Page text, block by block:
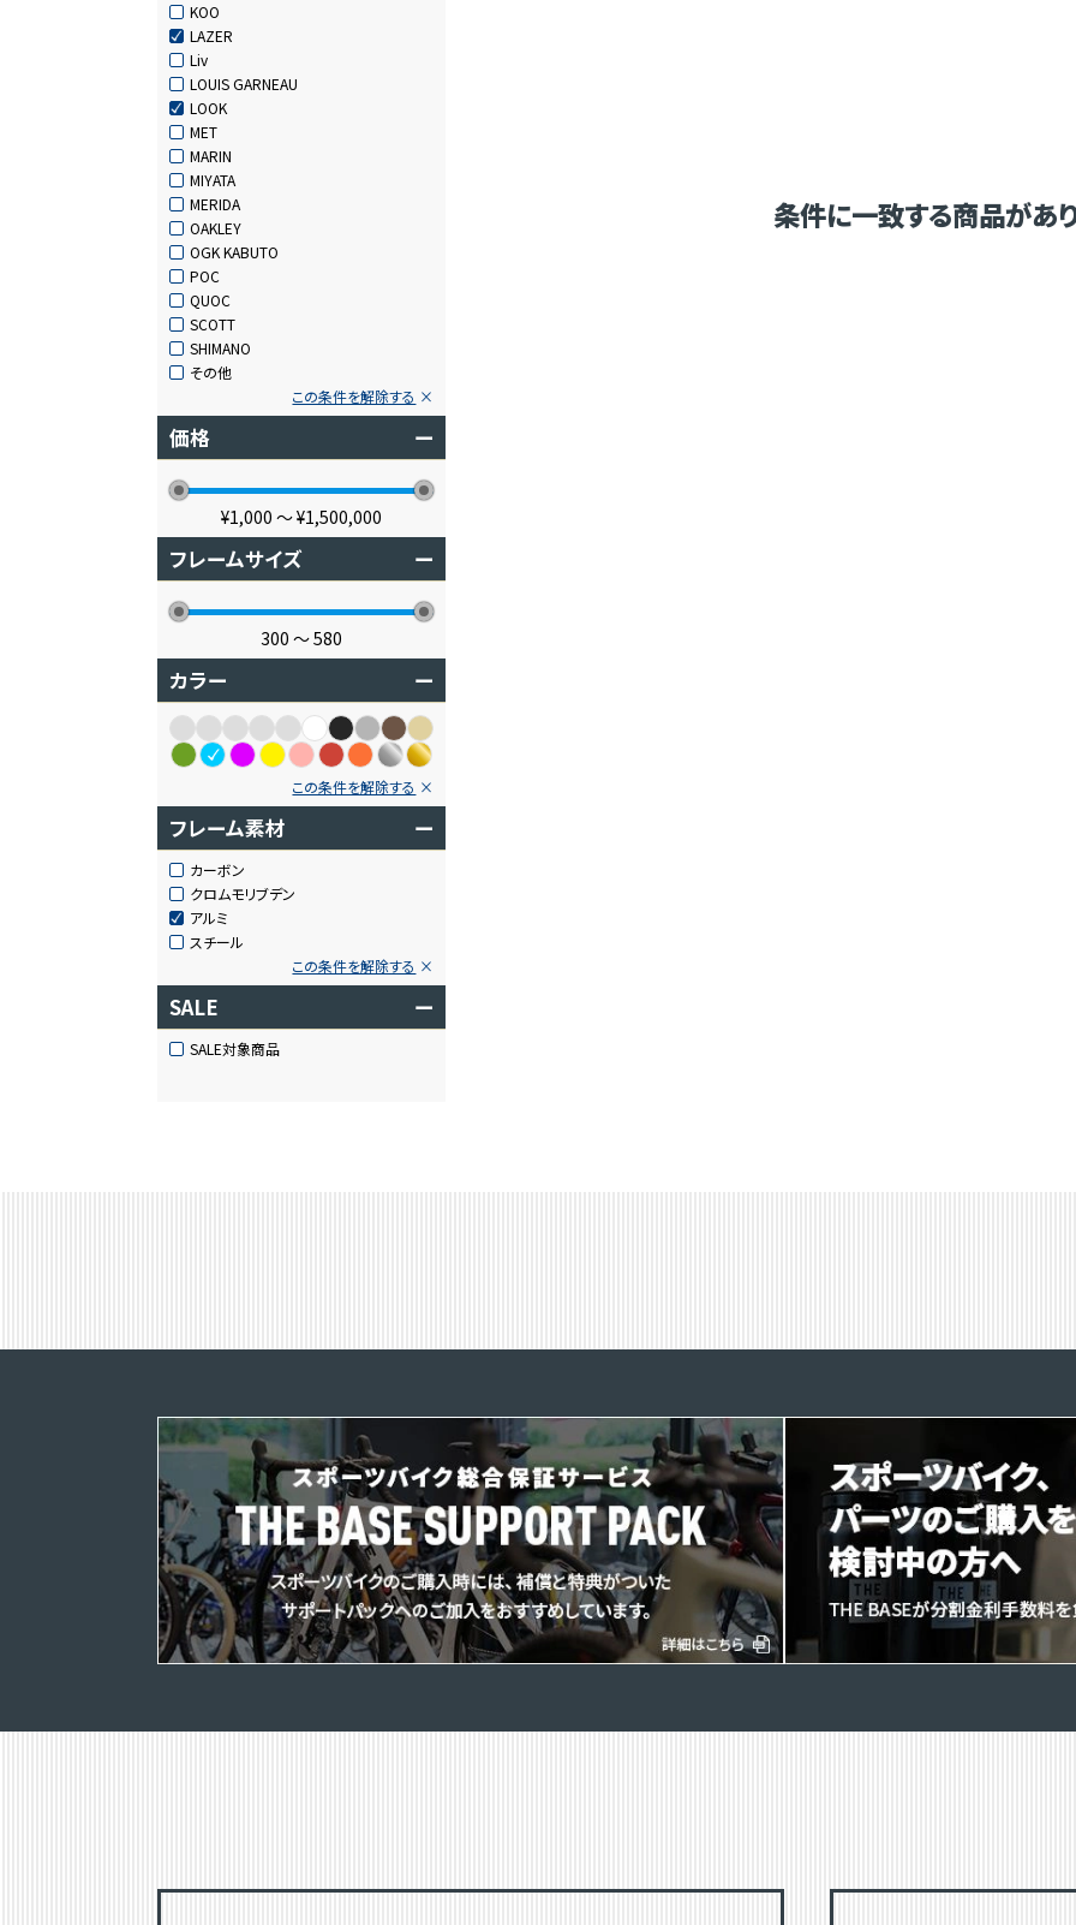
KOO
LAZER
Liv
LOUIS GARNEAU
LOOK
MET
MARIN
MIYATA
MERIDA
OAKLEY
OGK KABUTO
POC
QUOC
SCOTT
SHIMANO
その他
この条件を解除する
価格 ー
¥1,000 〜¥1,500,000
フレームサイズ ー
300 〜580
カラー ー
この条件を解除する
フレーム素材 ー
カーボン
クロムモリブデン
アルミ
スチール
この条件を解除する
SALE ー
SALE対象商品
条件に一致する商品があ